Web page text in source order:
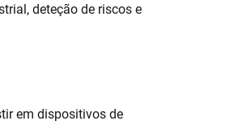
deteção de riscos e
em dispositivos de